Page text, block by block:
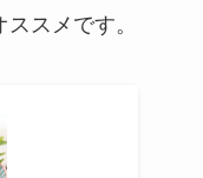
スメです。